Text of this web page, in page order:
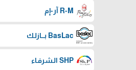
R-M آر-إم
BasLac بـــازلـك
SHP الـشرفـاء